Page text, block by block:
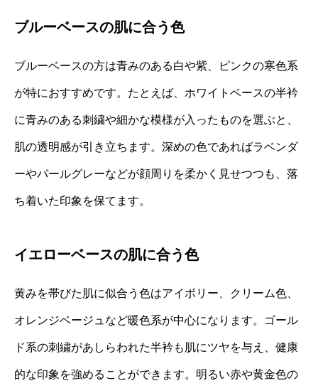
ブルーベースの肌に合う色
ブルーベースの方は青みのある白や紫、ピンクの寒色系
が特におすすめです。たとえば、ホワイトベースの半衿
に青みのある刺繍や細かな模様が入ったものを選ぶと、
肌の透明感が引き立ちます。深めの色であればラベンダ
ーやパールグレーなどが顔周りを柔かく見せつつも、落
ち着いた印象を保てます。
イエローベースの肌に合う色
黄みを帯びた肌に似合う色はアイボリー、クリーム色、
オレンジベージュなど暖色系が中心になります。ゴール
ド系の刺繍があしらわれた半衿も肌にツヤを与え、健康
的な印象を強めることができます。明るい赤や黄金色の